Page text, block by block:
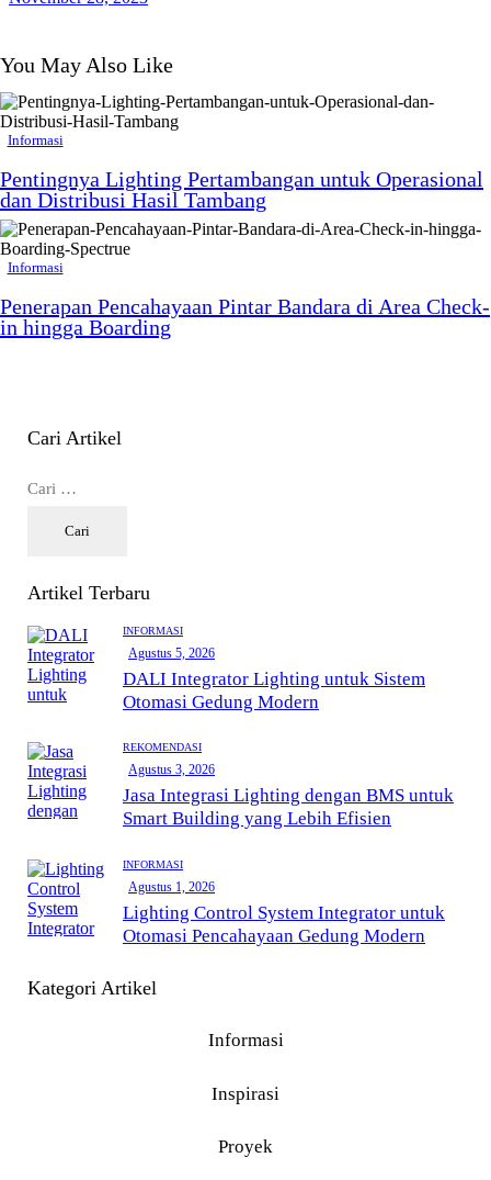
You May Also Like
Informasi
Pentingnya Lighting Pertambangan untuk Operasional
dan Distribusi Hasil Tambang
Informasi
Penerapan Pencahayaan Pintar Bandara di Area Check-
in hingga Boarding
Cari Artikel
Artikel Terbaru
INFORMASI
Agustus 5, 2026
DALI Integrator Lighting untuk Sistem
Otomasi Gedung Modern
REKOMENDASI
Agustus 3, 2026
Jasa Integrasi Lighting dengan BMS untuk
Smart Building yang Lebih Efisien
INFORMASI
Agustus 1, 2026
Lighting Control System Integrator untuk
Otomasi Pencahayaan Gedung Modern
Kategori Artikel
Informasi
Inspirasi
Proyek